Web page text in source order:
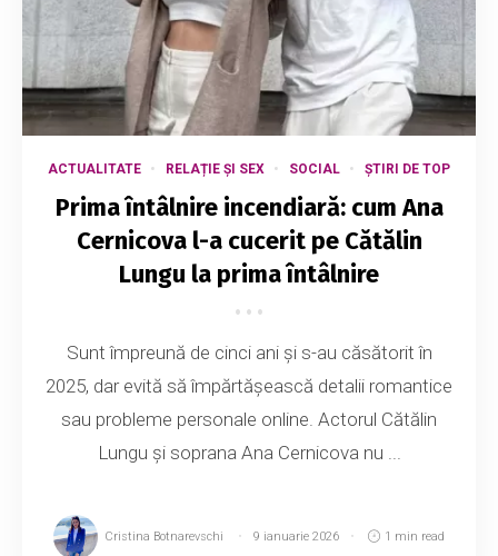
ACTUALITATE RELAȚIE ȘI SEX SOCIAL ȘTIRI DE TOP
Prima întâlnire incendiară: cum Ana
Cernicova l-a cucerit pe Cătălin
Lungu la prima întâlnire
Sunt împreună de cinci ani și s-au căsătorit în
2025, dar evită să împărtășească detalii romantice
sau probleme personale online. Actorul Cătălin
Lungu și soprana Ana Cernicova nu ...
Cristina Botnarevschi 9 ianuarie 2026 1 min read